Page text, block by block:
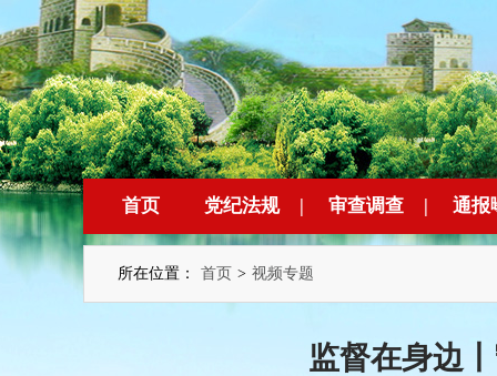
首页 党纪法规 | 审查调查 | 通报
所在位置： 首页 > 视频专题
监督在身边